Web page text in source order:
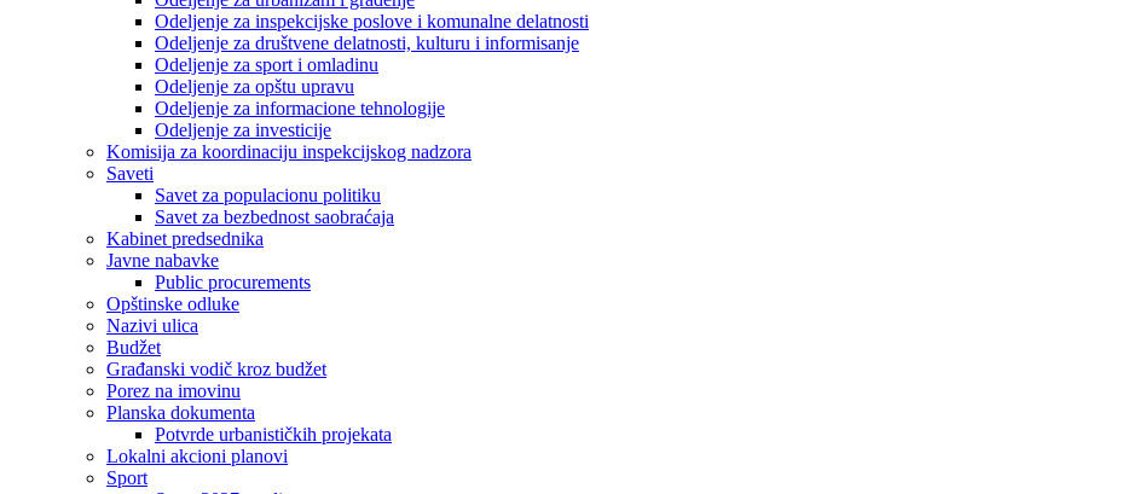
Odeljenje za inspekcijske poslove i komunalne delatnosti
Odeljenje za društvene delatnosti, kulturu i informisanje
Odeljenje za sport i omladinu
Odeljenje za opštu upravu
Odeljenje za informacione tehnologije
Odeljenje za investicije
Komisija za koordinaciju inspekcijskog nadzora
Saveti
Savet za populacionu politiku
Savet za bezbednost saobraćaja
Kabinet predsednika
Javne nabavke
Public procurements
Opštinske odluke
Nazivi ulica
Budžet
Građanski vodič kroz budžet
Porez na imovinu
Planska dokumenta
Potvrde urbanističkih projekata
Lokalni akcioni planovi
Sport